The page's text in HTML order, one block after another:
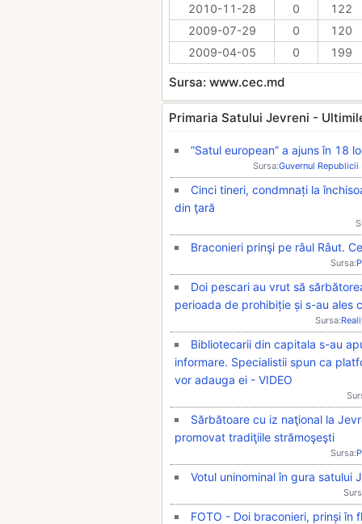
2010-11-28
0
122
2009-07-29
0
120
2009-04-05
0 199
Sursa: www.cec.md
Primaria Satului Jevreni -
”Satul european” a ajuns în 18
Sursa:Guvernul
Cinci tineri, condmnați la
din ţară
Braconieri prinşi pe râul Râut.
Sursa:
Doi pescari au vrut să
perioada de prohibiție și s-au ales
Sursa:
Bibliotecarii din capitala s-au
informare. Specialistii spun ca
vor adauga ei - VIDEO
Sărbătoare cu iz naţional la
promovat tradiţiile strămoşeşti
Sursa:
Votul uninominal în gura satului
FOTO - Doi braconieri, prinși